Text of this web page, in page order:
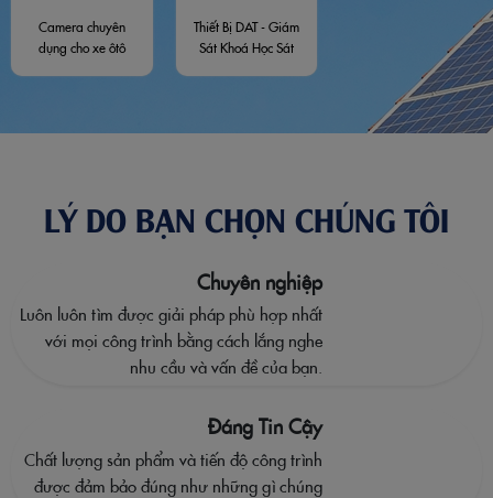
Camera chuyên
dụng cho xe ôtô
Thiết Bị DAT - Giám
Sát Khoá Học Sát
LÝ DO BẠN CHỌN CHÚNG TÔI
Chuyên nghiệp
Luôn luôn tìm được giải pháp phù hợp nhất
với mọi công trình bằng cách lắng nghe
nhu cầu và vấn đề của bạn.
Đáng Tin Cậy
Chất lượng sản phẩm và tiến độ công trình
được đảm bảo đúng như những gì chúng